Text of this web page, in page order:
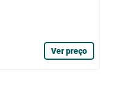
Ver preço